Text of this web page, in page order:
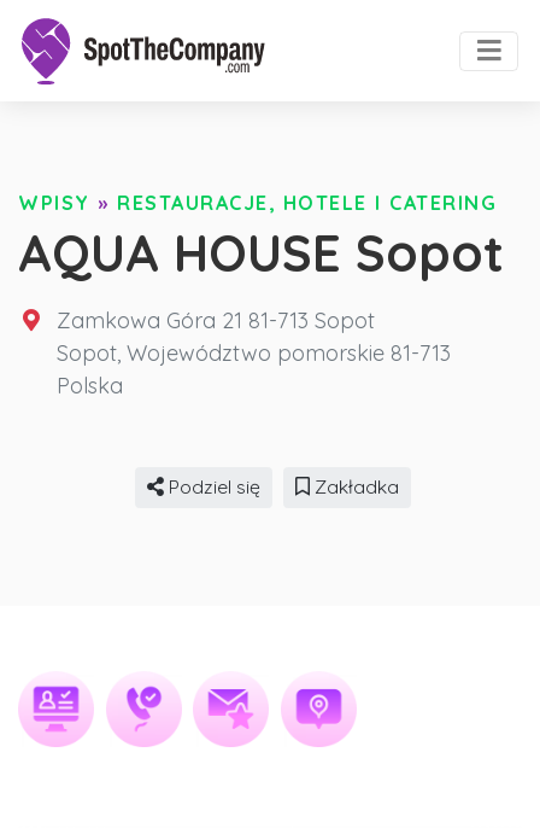
WPISY » RESTAURACJE, HOTELE I CATERING
AQUA HOUSE Sopot
Zamkowa Góra 21 81-713 Sopot
Sopot, Województwo pomorskie 81-713
Polska
Podziel się Zakładka